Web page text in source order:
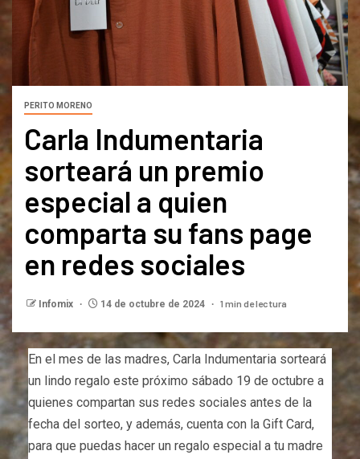
PERITO MORENO
Carla Indumentaria
sorteará un premio
especial a quien
comparta su fans page
en redes sociales
Infomix 14 de octubre de 2024 1 min de lectura
En el mes de las madres, Carla Indumentaria sorteará
un lindo regalo este próximo sábado 19 de octubre a
quienes compartan sus redes sociales antes de la
fecha del sorteo, y además, cuenta con la Gift Card,
para que puedas hacer un regalo especial a tu madre